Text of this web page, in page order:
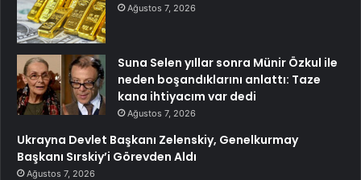
Ağustos 7, 2026
Suna Selen yıllar sonra Münir Özkul ile
neden boşandıklarını anlattı: Taze
kana ihtiyacım var dedi
Ağustos 7, 2026
Ukrayna Devlet Başkanı Zelenskiy, Genelkurmay
Başkanı Sırskiy’i Görevden Aldı
Ağustos 7, 2026